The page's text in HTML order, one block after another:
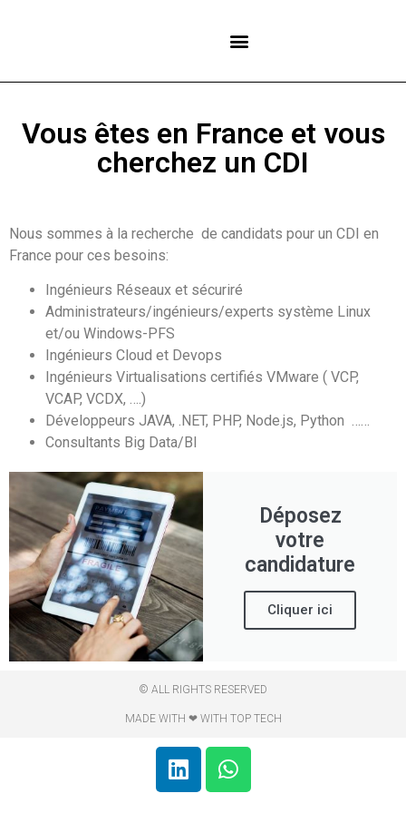
Vous êtes en France et vous
cherchez un CDI
Nous sommes à la recherche de candidats pour un CDI en
France pour ces besoins:
Ingénieurs Réseaux et sécuriré
Administrateurs/ingénieurs/experts système Linux
et/ou Windows-PFS
Ingénieurs Cloud et Devops
Ingénieurs Virtualisations certifiés VMware ( VCP,
VCAP, VCDX, ….)
Développeurs JAVA, .NET, PHP, Node.js, Python ……
Consultants Big Data/BI
Déposez
votre
candidature
Cliquer ici
© ALL RIGHTS RESERVED
MADE WITH ❤ WITH TOP TECH​